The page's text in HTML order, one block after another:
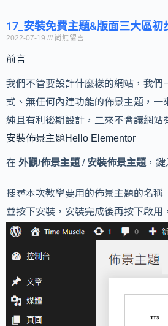
17_安裝免費主題&版面三大區初
2022-07-19 尚無留言
前言
我們不管要設計什麼樣的網站，我們
式、無任何內建功能的佈景主題，一
純且有利後期設計，二來不會讓網站
安裝佈景主題Hello Elementor
在 外觀/佈景主題 / 安裝佈景主題 ，
搜尋本次教學要用的佈景主題的名稱
並按下安裝，安裝完成後再按下啟用